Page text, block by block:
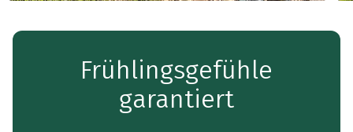
Frühlingsgefühle
garantiert